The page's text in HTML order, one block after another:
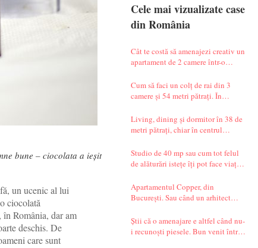
Cele mai vizualizate case
din România
Cât te costă să amenajezi creativ un
apartament de 2 camere într-o
Cum să faci un colț de rai din 3
camere și 54 metri pătrați. În
Living, dining și dormitor în 38 de
metri pătrați, chiar în centrul
care te transportă departe, spre țările
nordice.
Studio de 40 mp sau cum tot felul
de alăturări istețe îți pot face viața
Apartamentul Copper, din
București. Sau când un arhitect
Știi că o amenajare e altfel când nu-
i recunoști piesele. Bun venit într-
bune – ciocolata a ieșit
un ucenic al lui
ciocolată
în România, dar am
deschis. De
care sunt